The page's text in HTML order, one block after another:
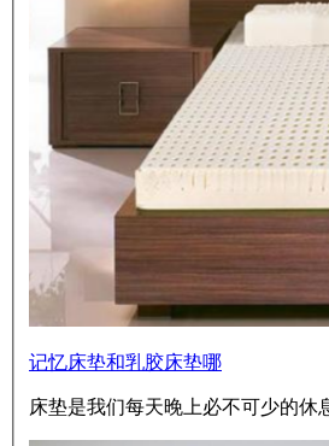
记忆床垫和乳胶床垫哪
床垫是我们每天晚上必不可少的休